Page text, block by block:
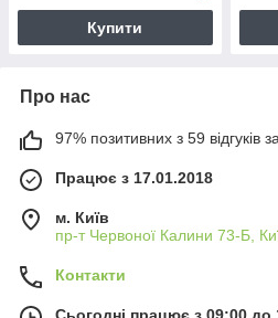
Купити
Про нас
97% позитивних з 59 відгуків
Працює з 17.01.2018
м. Київ
пр-т Червоної Калини 73-Б,
Контакти
Сьогодні працює з 09:00 до